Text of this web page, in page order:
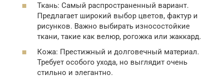
Ткань: Самый распространенный вариант.
Предлагает широкий выбор цветов, фактур и
рисунков. Важно выбирать износостойкие
ткани, такие как велюр, рогожка или жаккард.
Кожа: Престижный и долговечный материал.
Требует особого ухода, но выглядит очень
стильно и элегантно.